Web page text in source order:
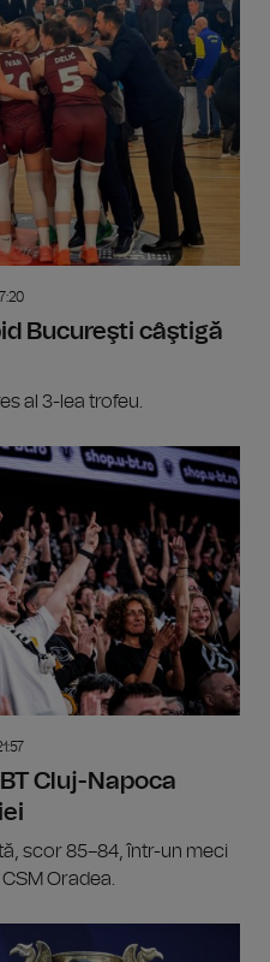
Bucureşti câştigă
al 3-lea trofeu.
Cluj-Napoca
scor 85–84, într-un meci
Oradea.